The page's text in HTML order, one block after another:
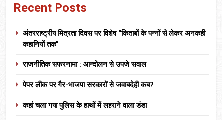
Recent Posts
अंतरराष्ट्रीय मित्रता दिवस पर विशेष “किताबों के पन्नों से लेकर अनकही
कहानियों तक”
राजनीतिक सफरनामा : आन्दोलन से उपजे सवाल
पेपर लीक पर गैर-भाजपा सरकारों से जवाबदेही कब?
कहां चला गया पुलिस के हाथों में लहराने वाला डंडा